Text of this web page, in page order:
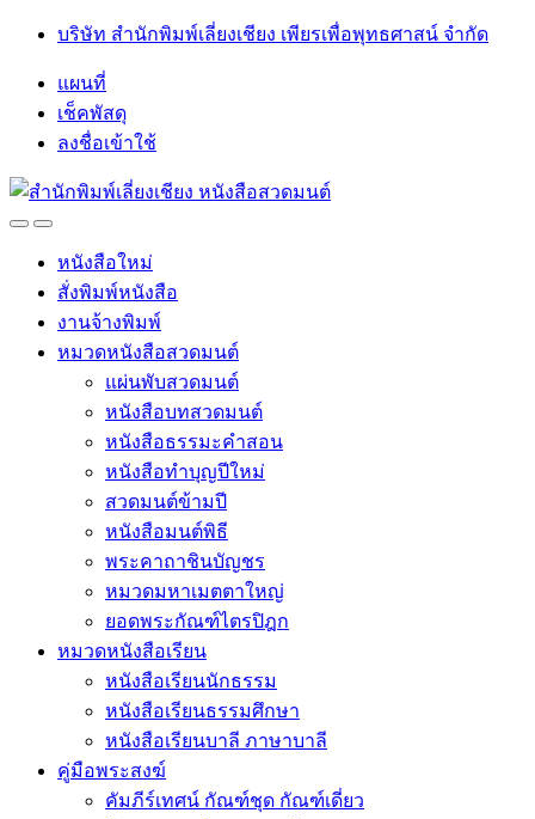
Skip
navigation
Skip
บริษัท สำนักพิมพ์เลี่ยงเชียง เพียรเพื่อพุทธศาสน์ จำกัด
แผนที่
เช็คพัสดุ
ลงชื่อเข้าใช้
OpenClose
หนังสือใหม่
สั่งพิมพ์หนังสือ
งานจ้างพิมพ์
หมวดหนังสือสวดมนต์
แผ่นพับสวดมนต์
หนังสือบทสวดมนต์
หนังสือธรรมะคำสอน
หนังสือทำบุญปีใหม่
สวดมนต์ข้ามปี
หนังสือมนต์พิธี
พระคาถาชินบัญชร
หมวดมหาเมตตาใหญ่
ยอดพระกัณฑ์ไตรปิฎก
หมวดหนังสือเรียน
หนังสือเรียนนักธรรม
หนังสือเรียนธรรมศึกษา
หนังสือเรียนบาลี ภาษาบาลี
คู่มือพระสงฆ์
คัมภีร์เทศน์ กัณฑ์ชุด กัณฑ์เดี่ยว